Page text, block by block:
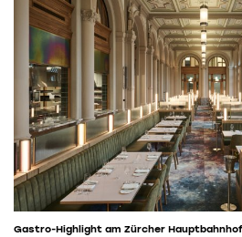
Gastro-Highlight am Zürcher Hauptbahnhof